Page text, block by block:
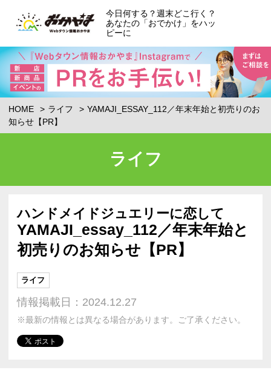
今日何する？週末どこ行く？
あなたの「おでかけ」をハッ
ピーに
HOME ライフ
YAMAJI_ESSAY_112／年末年始と初売りのお
知らせ【PR】
ライフ
ハンドメイドジュエリーに恋して
YAMAJI_essay_112／年末年始と
初売りのお知らせ【PR】
ライフ
情報掲載日：2024.12.27
※最新の情報とは異なる場合があります。ご了承ください。